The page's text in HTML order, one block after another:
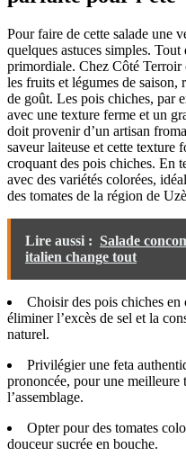
Pour faire de cette salade une
quelques astuces simples.
primordiale. Chez Côté
les fruits et légumes de
de goût. Les pois chiches, par
avec une texture ferme et un
doit provenir d’un artisan
saveur laiteuse et cette texture
croquant des pois chiches. En
avec des variétés colorées,
des tomates de la région de
Lire aussi : Salade
italien change tout
Choisir des pois chiches
éliminer l’excès de sel et la
naturel.
Privilégier une feta
prononcée, pour une meilleure
l’assemblage.
Opter pour des tomates
douceur sucrée en bouche.